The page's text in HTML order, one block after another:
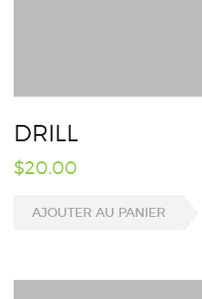
DRILL
$20.00
AJOUTER AU PANIER